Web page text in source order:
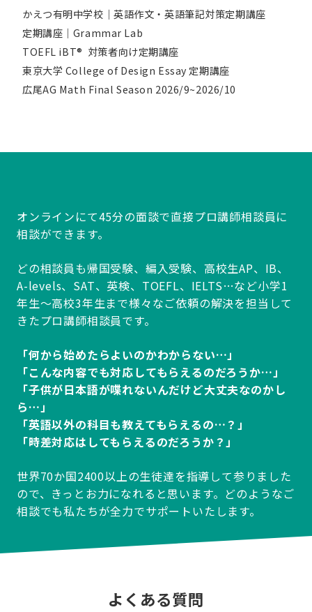
かえつ有明中学校｜英語作文・英語筆記対策定期講座
定期講座｜Grammar Lab
TOEFL iBT® 対策者向け定期講座
東京大学 College of Design Essay 定期講座
広尾AG Math Final Season 2026/9~2026/10
オンラインにて45分の面談で直接プロ講師相談員に
相談ができます。
どの相談員も帰国受験、編入受験、高校生AP、IB、
A-levels、SAT、英検、TOEFL、IELTS…など小学1
年生～高校3年生まで様々なご依頼の解決を担当して
きたプロ講師相談員です。
「何から始めたらよいのかわからない…」
「こんな内容でも対応してもらえるのだろうか…」
「子供が日本語が喋れないんだけど大丈夫なのかし
ら…」
「英語以外の科目も教えてもらえるの…？」
「時差対応はしてもらえるのだろうか？」
世界70か国2400以上の生徒達を指導して参りました
ので、きっとお力になれると思います。どのようなご
相談でも私たちが全力でサポートいたします。
よくある質問